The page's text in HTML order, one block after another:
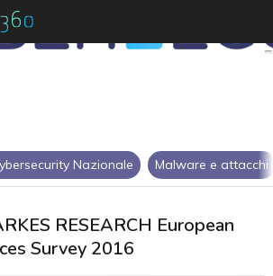
Nazionale Malware e attacchi
RESEARCH European
Survey 2016